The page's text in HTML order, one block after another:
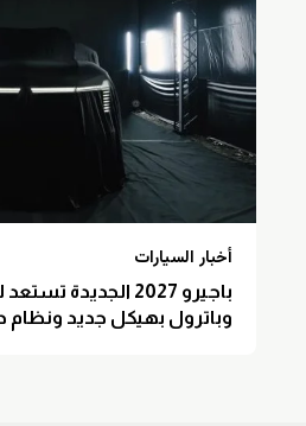
أخبار السيارات
باجيرو 2027 الجديدة
وباترول بهيكل جديد ونظام